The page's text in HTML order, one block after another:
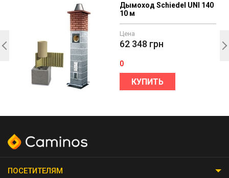
Дымоход Schiedel UNI 140
10 м
Цена
62 348 грн
0
КУПИТЬ
ПОСЕТИТЕЛЯМ